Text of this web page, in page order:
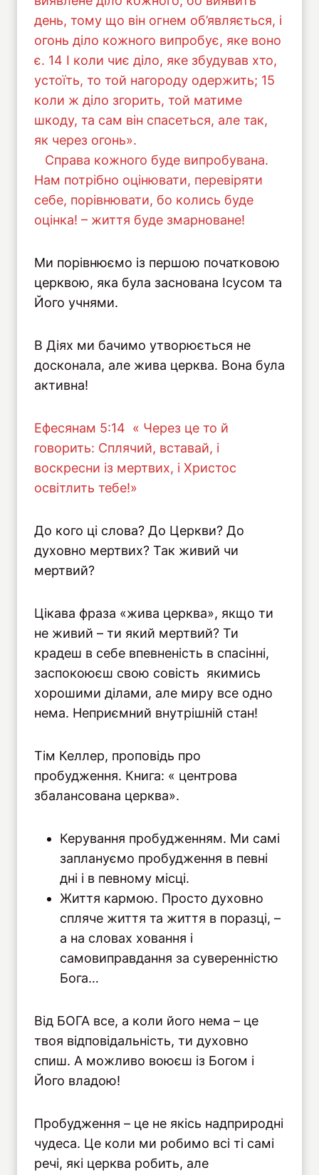
день, тому що він огнем об’являється, і
огонь діло кожного випробує, яке воно
є. 14 І коли чиє діло, яке збудував хто,
устоїть, то той нагороду одержить; 15
коли ж діло згорить, той матиме
шкоду, та сам він спасеться, але так,
як через огонь».
Справа кожного буде випробувана.
Нам потрібно оцінювати, перевіряти
себе, порівнювати, бо колись буде
оцінка! – життя буде змарноване!
Ми порівнюємо із першою початковою
церквою, яка була заснована Ісусом та
Його учнями.
В Діях ми бачимо утворюється не
досконала, але жива церква. Вона була
активна!
Ефесянам 5:14 « Через це то й
говорить: Сплячий, вставай, і
воскресни із мертвих, і Христос
освітлить тебе!»
До кого ці слова? До Церкви? До
духовно мертвих? Так живий чи
мертвий?
Цікава фраза «жива церква», якщо ти
не живий – ти який мертвий? Ти
крадеш в себе впевненість в спасінні,
заспокоюєш свою совість якимись
хорошими ділами, але миру все одно
нема. Неприємний внутрішній стан!
Тім Келлер, проповідь про
пробудження. Книга: « центрова
збалансована церква».
Керування пробудженням. Ми самі
заплануємо пробудження в певні
дні і в певному місці.
Життя кармою. Просто духовно
спляче життя та життя в поразці, –
а на словах ховання і
самовиправдання за суверенністю
Бога…
Від БОГА все, а коли його нема – це
твоя відповідальність, ти духовно
спиш. А можливо воюєш із Богом і
Його владою!
Пробудження – це не якісь надприродні
чудеса. Це коли ми робимо всі ті самі
речі, які церква робить, але